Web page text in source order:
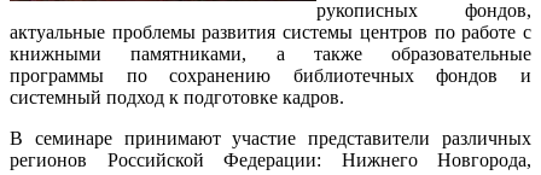
рукописных фондов,
актуальные проблемы развития системы центров по работе с
книжными памятниками, а также образовательные
программы по сохранению библиотечных фондов и
системный подход к подготовке кадров.
В семинаре принимают участие представители различных
регионов Российской Федерации: Нижнего Новгорода,